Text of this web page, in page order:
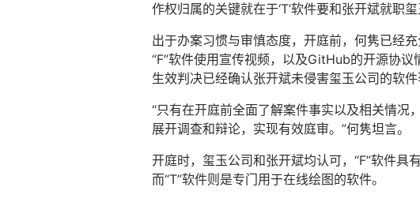
作权归属的关键就在于‘T’软件要和张开斌就职
出于办案习惯与审慎态度，开庭前，何隽已经
“F”软件使用宣传视频，以及GitHub的开源协
生效判决已经确认张开斌未侵害玺玉公司的软件
“只有在开庭前全面了解案件事实以及相关情况
展开调查和辩论，实现有效庭审。”何隽坦言。
开庭时，玺玉公司和张开斌均认可，“F”软件具
而“T”软件则是专门用于在线绘图的软件。